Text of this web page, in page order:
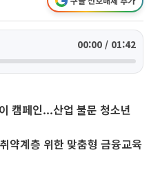
00:00 / 01:42
캠페인...산업 불문 청소년
약계층 위한 맞춤형 금융교육